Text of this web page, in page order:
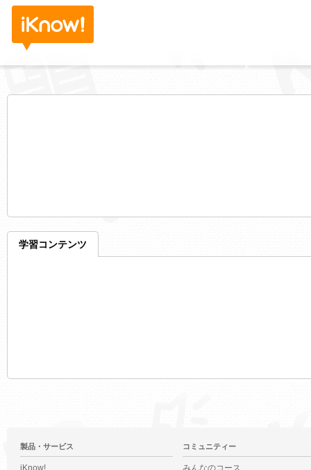
学習コンテンツ
製品・サービス
iKnow!
コミュニティー
みんなのコース